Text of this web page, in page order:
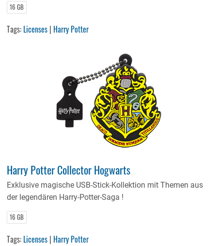
16 GB
Tags: Licenses | Harry Potter
Harry Potter Collector Hogwarts
Exklusive magische USB-Stick-Kollektion mit Themen aus
der legendären Harry-Potter-Saga !
16 GB
Tags: Licenses | Harry Potter